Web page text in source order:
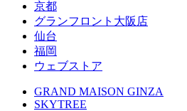
京都
グランフロント大阪店
仙台
福岡
ウェブストア
GRAND MAISON GINZA
SKYTREE